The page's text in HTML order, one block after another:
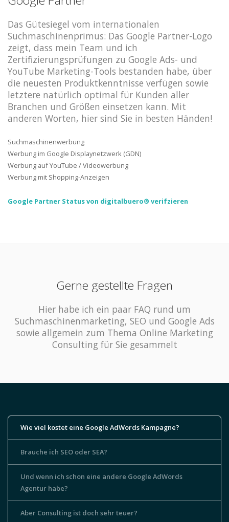
Das Gütesiegel vom internationalen
Suchmaschinenprimus: Das Google Partner-Logo
zeigt, dass mein Team und ich
Zertifizierungsprüfungen zu Google Ads- und
YouTube Marketing-Tools bestanden habe, über
die neuesten Produktkenntnisse verfügen sowie
letztere natürlich optimal für Kunden aller
Branchen und Größen einsetzen kann. Mit
anderen Worten, hier sind Sie in besten Händen!
Suchmaschinenwerbung
Werbung im Google Displaynetzwerk (GDN)
Werbung auf YouTube / Videowerbung
Werbung mit Shopping-Anzeigen
Google Partner Status von digitalbuero® verifzieren
Gerne gestellte Fragen
Hier habe ich ein paar FAQ rund um
Suchmaschinenmarketing, SEO und Google Ads
sowie allgemein zum Thema Online Marketing
Consulting für Sie gesammelt
Wie viel kostet eine Google AdWords Kampagne?
Brauche ich SEO oder SEA?
Und wenn ich schon eine andere Google AdWords
Agentur habe?
Aber Consulting ist doch sehr teuer?